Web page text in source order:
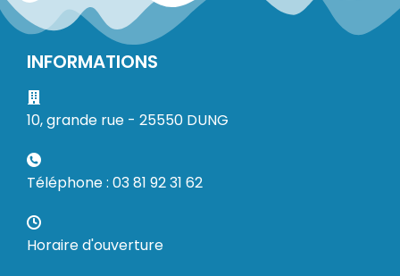
INFORMATIONS
10, grande rue - 25550 DUNG
Téléphone : 03 81 92 31 62
Horaire d'ouverture